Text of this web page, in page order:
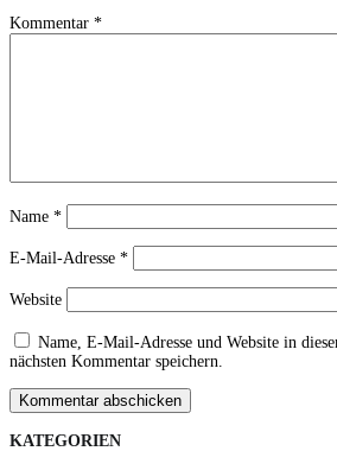
Kommentar *
Name *
E-Mail-Adresse *
Website
Name, E-Mail-Adresse und Website in
nächsten Kommentar speichern.
Kommentar abschicken
KATEGORIEN